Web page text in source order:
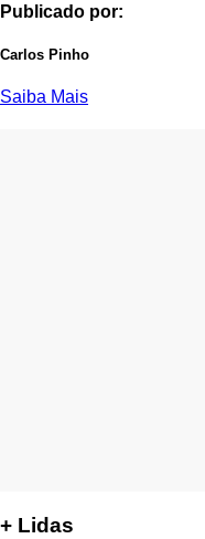
Publicado por:
Carlos Pinho
Saiba Mais
+ Lidas